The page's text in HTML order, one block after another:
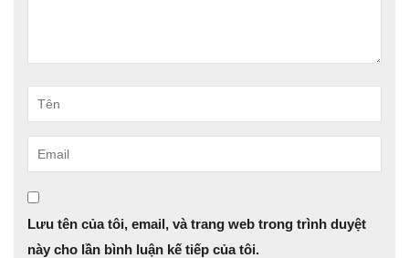
Tên
Email
Lưu tên của tôi, email, và trang web trong trình duyệt
này cho lần bình luận kế tiếp của tôi.